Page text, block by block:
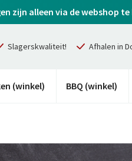
zijn alleen via de webshop
Slagerskwaliteit! Afhalen in
(winkel) BBQ (winkel)